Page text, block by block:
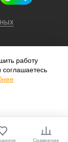
Сравнение
работу